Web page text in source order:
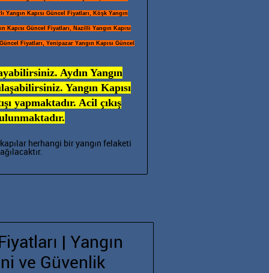
Yangın Kapısı Güncel Fiyatları, Köşk Yangın
Kapısı Güncel Fiyatları, Nazilli Yangın Kapısı
Fiyatları, Yenipazar Yangın Kapısı Güncel
Aydın Yangın
Yangın Kapısı
yapmaktadır. Acil çıkış
herhangi bir yangın felaketi
| Yangın
ve Güvenlik